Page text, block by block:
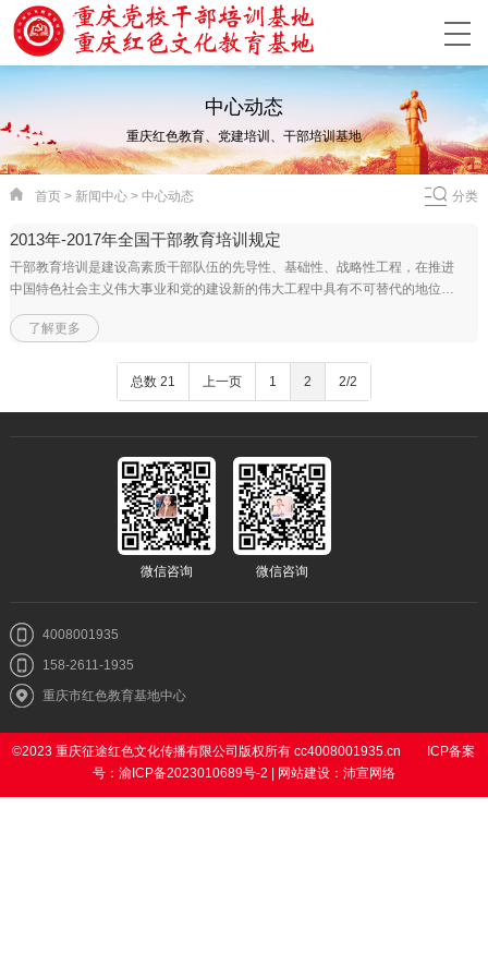
中心动态
重庆红色教育、党建培训、干部培训基地
首页> 新闻中心> 中心动态 分类
2013年-2017年全国干部教育培训规定
干部教育培训是建设高素质干部队伍的先导性、基础性、战略性工程，在推进
中国特色社会主义伟大事业和党的建设新的伟大工程中具有不可替代的地位和
作用。党的十七大…
了解更多
总数 21 上一页 1 2 2/2
微信咨询 微信咨询
4008001935
158-2611-1935
重庆市红色教育基地中心
©2023 重庆征途红色文化传播有限公司版权所有 cc4008001935.cn ICP备案
号：渝ICP备2023010689号-2 | 网站建设： 沛宣网络